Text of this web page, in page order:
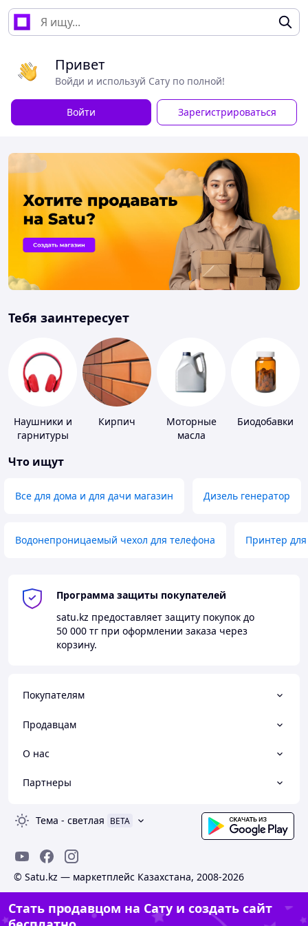
Привет
Войди и используй Сату по полной!
Войти Зарегистрироваться
Тебя заинтересует
Наушники и
гарнитуры
Кирпич
Моторные
масла
Биодобавки
Что ищут
Все для дома и для дачи магазин Дизель генератор
Водонепроницаемый чехол для телефона Принтер
Программа защиты покупателей
satu.kz предоставляет защиту покупок до
50 000 тг при оформлении заказа через
корзину.
Покупателям
Продавцам
О нас
Партнеры
Тема - светлая BETA
© Satu.kz — маркетплейс Казахстана, 2008-2026
Стать продавцом на Сату и создать сайт